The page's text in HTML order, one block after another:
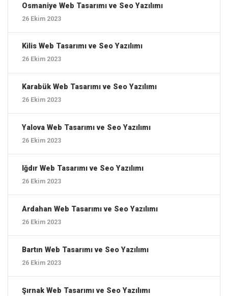
Osmaniye ‎Web Tasarımı ve Seo Yazılımı
26 Ekim 2023
Kilis ‎Web Tasarımı ve Seo Yazılımı
26 Ekim 2023
Karabük ‎Web Tasarımı ve Seo Yazılımı
26 Ekim 2023
Yalova ‎Web Tasarımı ve Seo Yazılımı
26 Ekim 2023
Iğdır ‎Web Tasarımı ve Seo Yazılımı
26 Ekim 2023
Ardahan ‎Web Tasarımı ve Seo Yazılımı
26 Ekim 2023
Bartın ‎Web Tasarımı ve Seo Yazılımı
26 Ekim 2023
Şırnak ‎Web Tasarımı ve Seo Yazılımı